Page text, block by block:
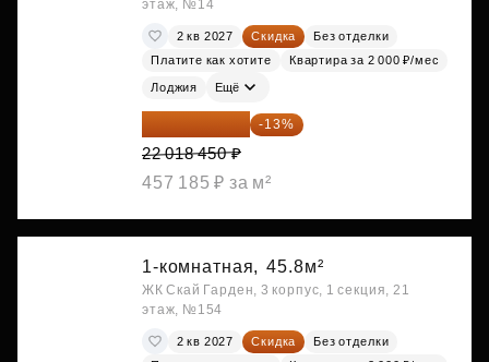
этаж, №14
2 кв 2027 Скидка
Без отделки
Платите как хотите
Квартира за 2 000 ₽/мес
Лоджия Ещё
19 156 052 ₽ -13%
22 018 450 ₽
457 185 ₽ за м²
1-комнатная, 45.8м²
ЖК Скай Гарден, 3 корпус, 1 секция, 21
этаж, №154
2 кв 2027 Скидка
Без отделки